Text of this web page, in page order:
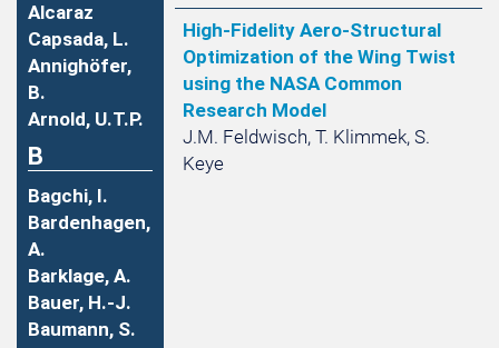
Alcaraz
Capsada, L.
Annighöfer,
B.
Arnold, U.T.P.
B
Bagchi, I.
Bardenhagen,
A.
Barklage, A.
Bauer, H.-J.
Baumann, S.
High-Fidelity Aero-Structural
Optimization of the Wing Twist
using the NASA Common
Research Model
J.M. Feldwisch, T. Klimmek, S.
Keye